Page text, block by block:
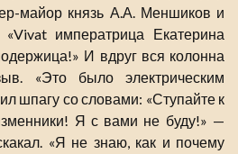
майор князь А.А. Меншиков и
императрица Екатерина
И вдруг вся колонна
«Это было электрическим
шпагу со словами: «Ступайте к
Я с вами не буду!» —
«Я не знаю, как и почему